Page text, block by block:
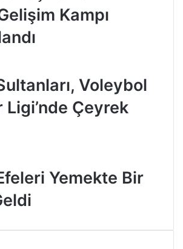
Kampı
Voleybol
Çeyrek
Yemekte Bir